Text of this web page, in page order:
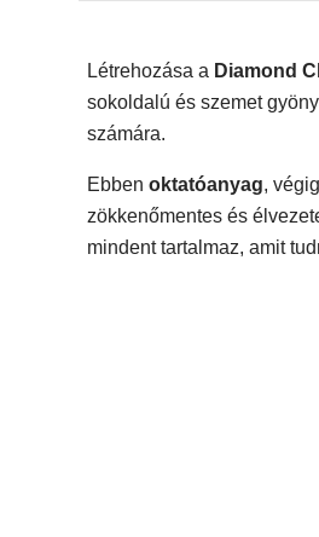
Létrehozása a Diamond
sokoldalú és szemet
számára.
Ebben oktatóanyag,
zökkenőmentes és
mindent tartalmaz, amit